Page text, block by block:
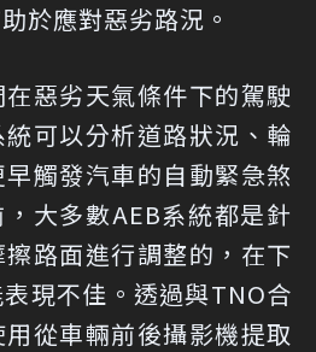
於應對惡劣路況。
惡劣天氣條件下的駕駛
可以分析道路狀況、輪
觸發汽車的自動緊急煞
大多數AEB系統都是針
路面進行調整的，在下
現不佳。透過與TNO合
從車輛前後攝影機提取